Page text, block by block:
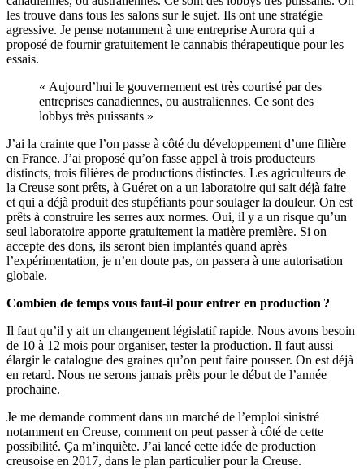
les trouve dans tous les salons sur le sujet. Ils ont une stratégie
agressive. Je pense notamment à une entreprise Aurora qui a
proposé de fournir gratuitement le cannabis thérapeutique pour les
essais.
« Aujourd’hui le gouvernement est très courtisé par des
entreprises canadiennes, ou australiennes. Ce sont des
lobbys très puissants »
J’ai la crainte que l’on passe à côté du développement d’une filière
en France. J’ai proposé qu’on fasse appel à trois producteurs
distincts, trois filières de productions distinctes. Les agriculteurs de
la Creuse sont prêts, à Guéret on a un laboratoire qui sait déjà faire
et qui a déjà produit des stupéfiants pour soulager la douleur. On est
prêts à construire les serres aux normes. Oui, il y a un risque qu’un
seul laboratoire apporte gratuitement la matière première. Si on
accepte des dons, ils seront bien implantés quand après
l’expérimentation, je n’en doute pas, on passera à une autorisation
globale.
Combien de temps vous faut-il pour entrer en production ?
Il faut qu’il y ait un changement législatif rapide. Nous avons besoin
de 10 à 12 mois pour organiser, tester la production. Il faut aussi
élargir le catalogue des graines qu’on peut faire pousser. On est déjà
en retard. Nous ne serons jamais prêts pour le début de l’année
prochaine.
Je me demande comment dans un marché de l’emploi sinistré
notamment en Creuse, comment on peut passer à côté de cette
possibilité. Ça m’inquiète. J’ai lancé cette idée de production
creusoise en 2017, dans le plan particulier pour la Creuse.